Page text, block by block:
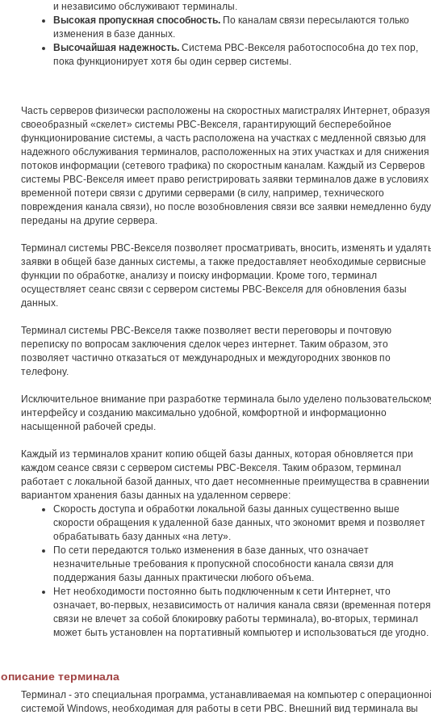
и независимо обслуживают терминалы.
Высокая пропускная способность. По каналам связи пересылаются только
изменения в базе данных.
Высочайшая надежность. Система РВС-Векселя работоспособна до тех пор,
пока функционирует хотя бы один сервер системы.
Часть серверов физически расположены на скоростных магистралях Интернет, образуя
своеобразный «скелет» системы РВС-Векселя, гарантирующий бесперебойное
функционирование системы, а часть расположена на участках с медленной связью для
надежного обслуживания терминалов, расположенных на этих участках и для снижения
потоков информации (сетевого трафика) по скоростным каналам. Каждый из Серверов
системы РВС-Векселя имеет право регистрировать заявки терминалов даже в условиях
временной потери связи с другими серверами (в силу, например, технического
повреждения канала связи), но после возобновления связи все заявки немедленно
переданы на другие сервера.
Терминал системы РВС-Векселя позволяет просматривать, вносить, изменять и
заявки в общей базе данных системы, а также предоставляет необходимые сервисные
функции по обработке, анализу и поиску информации. Кроме того, терминал
осуществляет сеанс связи с сервером системы РВС-Векселя для обновления базы
данных.
Терминал системы РВС-Векселя также позволяет вести переговоры и почтовую
переписку по вопросам заключения сделок через интернет. Таким образом, это
позволяет частично отказаться от международных и междугородних звонков по
телефону.
Исключительное внимание при разработке терминала было уделено
интерфейсу и созданию максимально удобной, комфортной и информационно
насыщенной рабочей среды.
Каждый из терминалов хранит копию общей базы данных, которая обновляется при
каждом сеансе связи с сервером системы РВС-Векселя. Таким образом, терминал
работает с локальной базой данных, что дает несомненные преимущества в сравнении
вариантом хранения базы данных на удаленном сервере:
Скорость доступа и обработки локальной базы данных существенно выше
скорости обращения к удаленной базе данных, что экономит время и позволяет
обрабатывать базу данных «на лету».
По сети передаются только изменения в базе данных, что означает
незначительные требования к пропускной способности канала связи для
поддержания базы данных практически любого объема.
Нет необходимости постоянно быть подключенным к сети Интернет, что
означает, во-первых, независимость от наличия канала связи (временная потеря
связи не влечет за собой блокировку работы терминала), во-вторых, терминал
может быть установлен на портативный компьютер и использоваться где угодно.
описание терминала
Терминал - это специальная программа, устанавливаемая на компьютер с
системой Windows, необходимая для работы в сети РВС. Внешний вид терминала вы